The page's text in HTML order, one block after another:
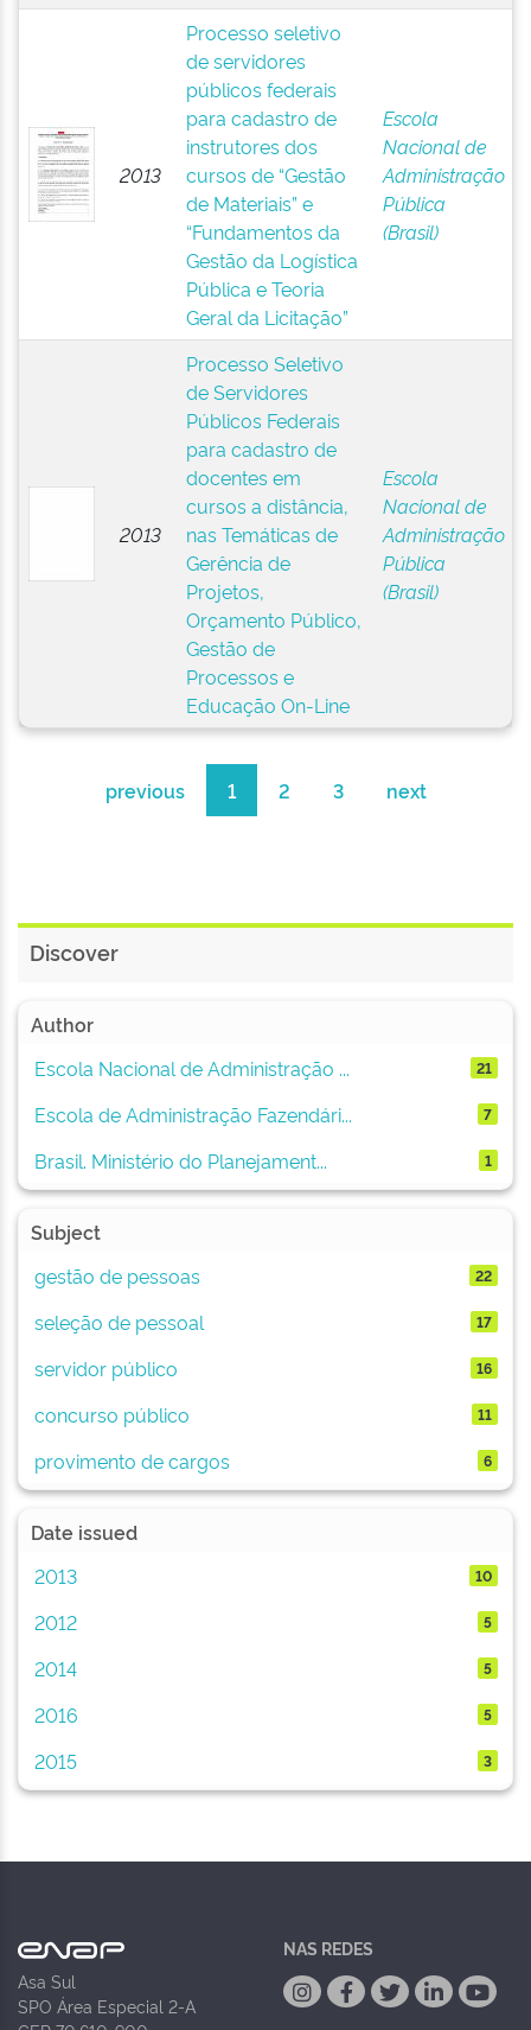
2013
Processo seletivo
de servidores
públicos federais
para cadastro de
instrutores dos
cursos de “Gestão
de Materiais” e
“Fundamentos da
Gestão da Logística
Pública e Teoria
Geral da Licitação”
Escola
Nacional de
Administração
Pública
(Brasil)
2013
Processo Seletivo
de Servidores
Públicos Federais
para cadastro de
docentes em
cursos a distância,
nas Temáticas de
Gerência de
Projetos,
Orçamento Público,
Gestão de
Processos e
Educação On-Line
Escola
Nacional de
Administração
Pública
(Brasil)
previous 1 2 3 next
Discover
Author
Escola Nacional de Administração ...
21
Escola de Administração Fazendári... 7
Brasil. Ministério do Planejament... 1
Subject
gestão de pessoas
22
seleção de pessoal 17
servidor público 16
concurso público 11
provimento de cargos 6
Date issued
2013
10
2012 5
2014 5
2016 5
2015 3
Asa Sul
SPO Área Especial 2-A
NAS REDES